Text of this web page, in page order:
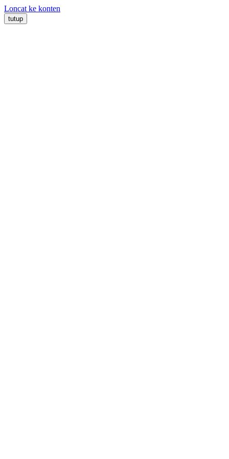
Loncat ke konten
tutup